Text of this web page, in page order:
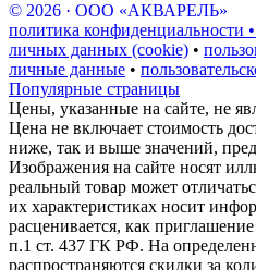
© 2026 · ООО «АКВАРЕЛЬ»
политика конфиденциальности
личных данных (cookie) •
личные данные •
Популярные страницы
Цены, указанные на сайте, не
Цена не включает стоимость
ниже, так и выше значений,
Изображения на сайте носят
реальный товар может
их характеристиках носит
расценивается, как
п.1 ст. 437 ГК РФ. На
распространяются скидки за